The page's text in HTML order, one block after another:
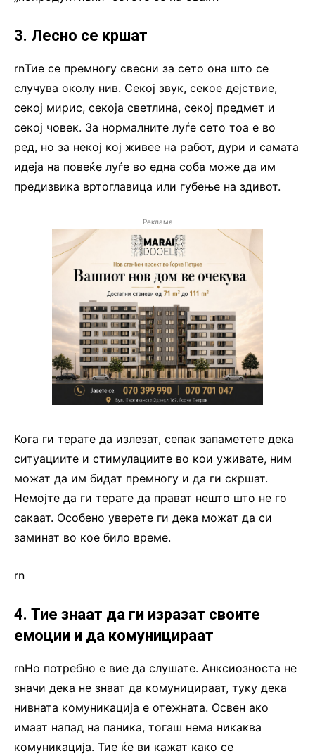
3. Лесно се кршат
rnТие се премногу свесни за сето она што се
случува околу нив. Секој звук, секое дејствие,
секој мирис, секоја светлина, секој предмет и
секој човек. За нормалните луѓе сето тоа е во
ред, но за некој кој живее на работ, дури и самата
идеја на повеќе луѓе во една соба може да им
предизвика вртоглавица или губење на здивот.
Реклама
Кога ги терате да излезат, сепак запаметете дека
ситуациите и стимулациите во кои уживате, ним
можат да им бидат премногу и да ги скршат.
Немојте да ги терате да прават нешто што не го
сакаат. Особено уверете ги дека можат да си
заминат во кое било време.
rn
4. Тие знаат да ги изразат своите
емоции и да комуницираат
rnНо потребно е вие да слушате. Анксиозноста не
значи дека не знаат да комуницираат, туку дека
нивната комуникација е отежната. Освен ако
имаат напад на паника, тогаш нема никаква
комуникација. Тие ќе ви кажат како се